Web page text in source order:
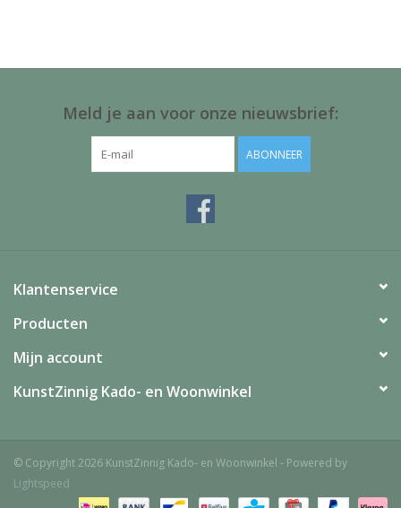
Meld je aan voor onze nieuwsbrief:
ABONNEER
Klantenservice
Producten
Mijn account
KunstZinnig Kado- en Woonwinkel
© Copyright 2026 KunstZinnig Kado- en Woonwinkel - Powered by
Lightspeed